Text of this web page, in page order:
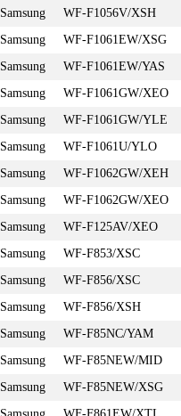
Samsung
WF-F1056V/XSH
Samsung
WF-F1061EW/XSG
Samsung
WF-F1061EW/YAS
Samsung
WF-F1061GW/XEO
Samsung
WF-F1061GW/YLE
Samsung
WF-F1061U/YLO
Samsung
WF-F1062GW/XEH
Samsung
WF-F1062GW/XEO
Samsung
WF-F125AV/XEO
Samsung
WF-F853/XSC
Samsung
WF-F856/XSC
Samsung
WF-F856/XSH
Samsung
WF-F85NC/YAM
Samsung
WF-F85NEW/MID
Samsung
WF-F85NEW/XSG